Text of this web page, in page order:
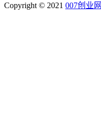
Copyright © 2021 007创业网